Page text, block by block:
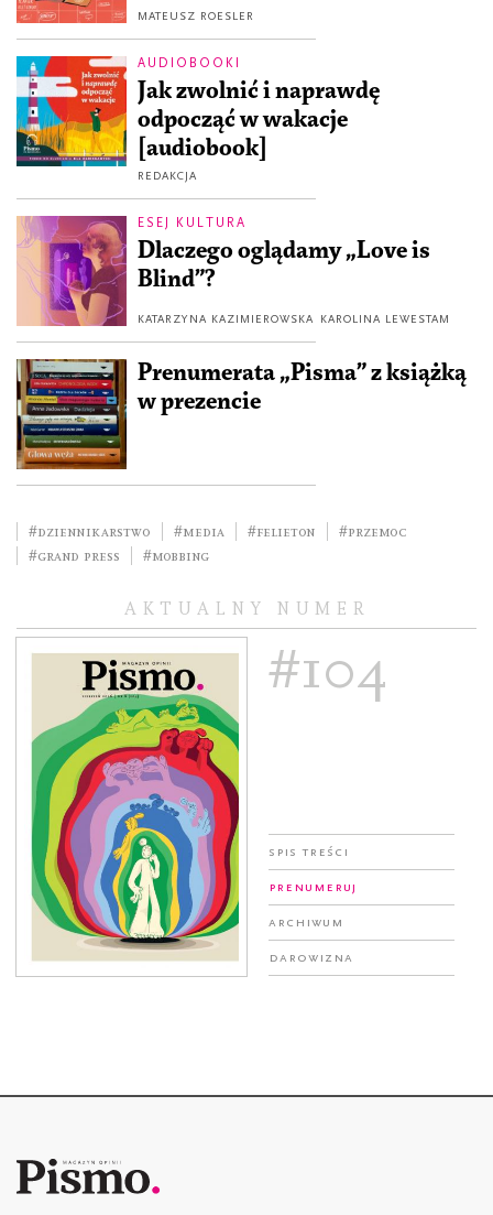
MATEUSZ ROESLER
AUDIOBOOKI
Jak zwolnić i naprawdę
odpocząć w wakacje
[audiobook]
REDAKCJA
ESEJ KULTURA
Dlaczego oglądamy „Love is
Blind”?
KATARZYNA KAZIMIEROWSKA KAROLINA LEWESTAM
Prenumerata „Pisma” z książką
w prezencie
#dziennikarstwo #media #felieton
#przemoc
#Grand Press
#mobbing
AKTUALNY NUMER
#104
Spis treści
Prenumeruj
Archiwum
Darowizna